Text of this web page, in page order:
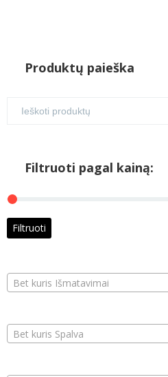
Produktų paieška
Filtruoti pagal kainą:
Filtruoti
Bet kuris Išmatavimai
Bet kuris Spalva